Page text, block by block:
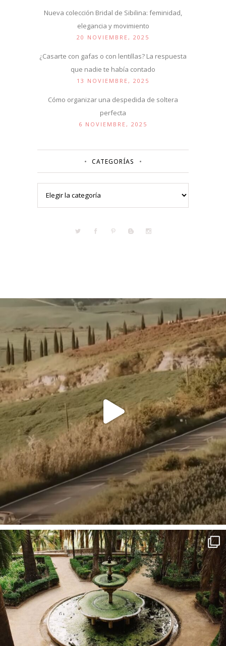
Nueva colección Bridal de Sibilina: feminidad,
elegancia y movimiento
20 NOVIEMBRE, 2025
¿Casarte con gafas o con lentillas? La respuesta
que nadie te había contado
13 NOVIEMBRE, 2025
Cómo organizar una despedida de soltera
perfecta
6 NOVIEMBRE, 2025
CATEGORÍAS